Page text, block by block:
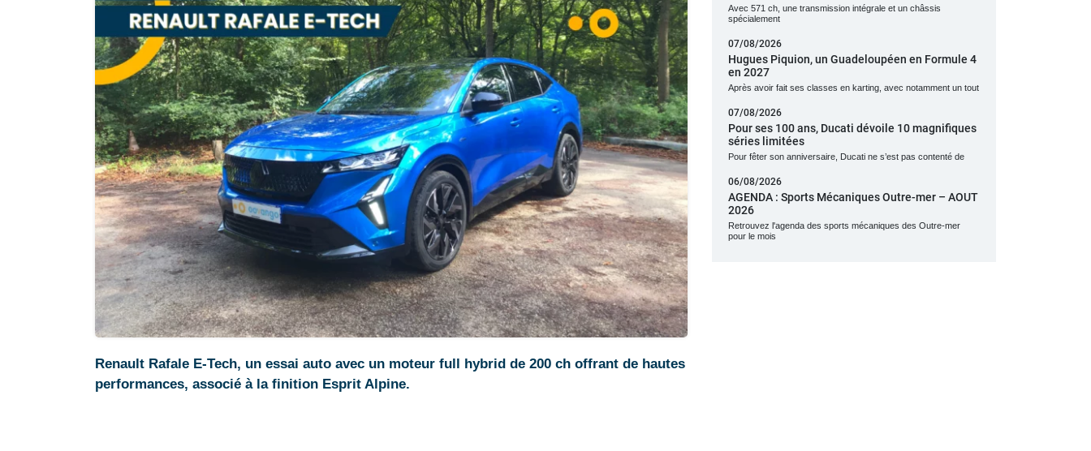
Renault Rafale E-Tech, un essai auto avec un moteur full hybrid de 200 ch offrant de hautes
performances, associé à la finition Esprit Alpine.
Avec 571 ch, une transmission intégrale et un châssis
spécialement
07/08/2026
Hugues Piquion, un Guadeloupéen en Formule 4
en 2027
Après avoir fait ses classes en karting, avec notamment un tout
07/08/2026
Pour ses 100 ans, Ducati dévoile 10 magnifiques
séries limitées
Pour fêter son anniversaire, Ducati ne s’est pas contenté de
06/08/2026
AGENDA : Sports Mécaniques Outre-mer – AOUT
2026
Retrouvez l'agenda des sports mécaniques des Outre-mer
pour le mois